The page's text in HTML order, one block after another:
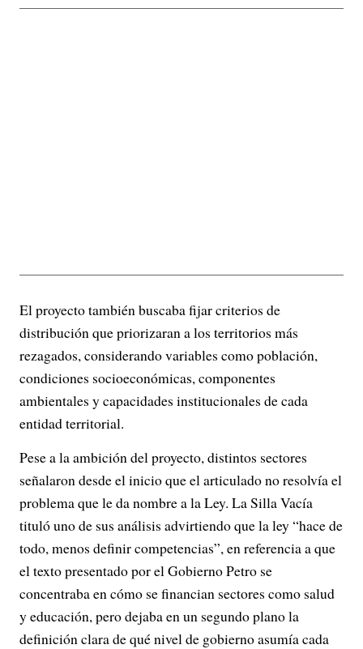
El proyecto también buscaba fijar criterios de
distribución que priorizaran a los territorios más
rezagados, considerando variables como población,
condiciones socioeconómicas, componentes
ambientales y capacidades institucionales de cada
entidad territorial.
Pese a la ambición del proyecto, distintos sectores
señalaron desde el inicio que el articulado no resolvía el
problema que le da nombre a la Ley. La Silla Vacía
tituló uno de sus análisis advirtiendo que la ley “hace de
todo, menos definir competencias”, en referencia a que
el texto presentado por el Gobierno Petro se
concentraba en cómo se financian sectores como salud
y educación, pero dejaba en un segundo plano la
definición clara de qué nivel de gobierno asumía cada